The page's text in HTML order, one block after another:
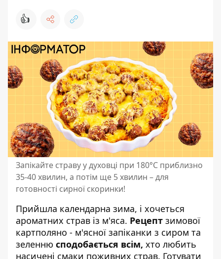
👍
Запікайте страву у духовці при 180°С приблизно
35-40 хвилин, а потім ще 5 хвилин – для
готовності сирної скоринки!
Прийшла календарна зима, і хочеться
ароматних страв із м'яса. Рецепт зимової
картполяно - м'ясної запіканки з сиром та
зеленню сподобається всім, хто любить
насичені смаки поживних страв. Готувати